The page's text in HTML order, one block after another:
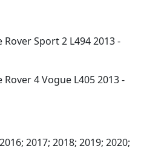
Rover Sport 2 L494 2013 -
Rover 4 Vogue L405 2013 -
2017; 2018; 2019; 2020;